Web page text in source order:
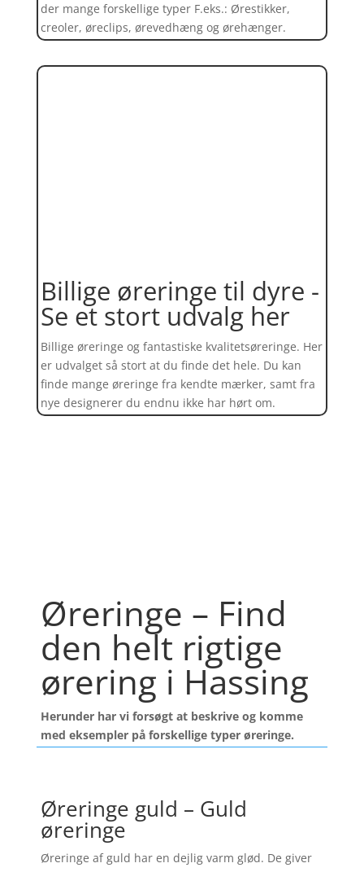
der mange forskellige typer F.eks.: Ørestikker,
creoler, øreclips, ørevedhæng og ørehænger.
Billige øreringe til dyre -
Se et stort udvalg her
Billige øreringe og fantastiske kvalitetsøreringe. Her
er udvalget så stort at du finde det hele. Du kan
finde mange øreringe fra kendte mærker, samt fra
nye designerer du endnu ikke har hørt om.
Øreringe – Find
den helt rigtige
ørering i Hassing
Herunder har vi forsøgt at beskrive og komme
med eksempler på forskellige typer øreringe.
Øreringe guld – Guld
øreringe
Øreringe af guld har en dejlig varm glød. De giver